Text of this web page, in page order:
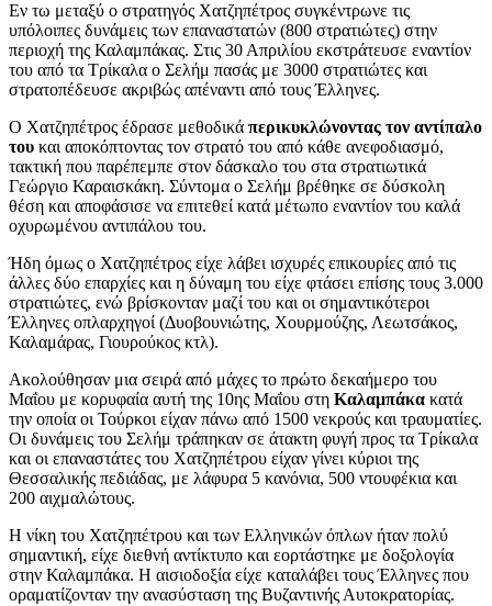
Εν τω μεταξύ ο στρατηγός Χατζηπέτρος συγκέντρωνε τις
υπόλοιπες δυνάμεις των επαναστατών (800 στρατιώτες) στην
περιοχή της Καλαμπάκας. Στις 30 Απριλίου εκστράτευσε εναντίον
του από τα Τρίκαλα ο Σελήμ πασάς με 3000 στρατιώτες και
στρατοπέδευσε ακριβώς απέναντι από τους Έλληνες.
Ο Χατζηπέτρος έδρασε μεθοδικά περικυκλώνοντας τον αντίπαλο
του και αποκόπτοντας τον στρατό του από κάθε ανεφοδιασμό,
τακτική που παρέπεμπε στον δάσκαλο του στα στρατιωτικά
Γεώργιο Καραισκάκη. Σύντομα ο Σελήμ βρέθηκε σε δύσκολη
θέση και αποφάσισε να επιτεθεί κατά μέτωπο εναντίον του καλά
οχυρωμένου αντιπάλου του.
Ήδη όμως ο Χατζηπέτρος είχε λάβει ισχυρές επικουρίες από τις
άλλες δύο επαρχίες και η δύναμη του είχε φτάσει επίσης τους 3.000
στρατιώτες, ενώ βρίσκονταν μαζί του και οι σημαντικότεροι
Έλληνες οπλαρχηγοί (Δυοβουνιώτης, Χουρμούζης, Λεωτσάκος,
Καλαμάρας, Γιουρούκος κτλ).
Ακολούθησαν μια σειρά από μάχες το πρώτο δεκαήμερο του
Μαΐου με κορυφαία αυτή της 10ης Μαΐου στη Καλαμπάκα κατά
την οποία οι Τούρκοι είχαν πάνω από 1500 νεκρούς και τραυματίες.
Οι δυνάμεις του Σελήμ τράπηκαν σε άτακτη φυγή προς τα Τρίκαλα
και οι επαναστάτες του Χατζηπέτρου είχαν γίνει κύριοι της
Θεσσαλικής πεδιάδας, με λάφυρα 5 κανόνια, 500 ντουφέκια και
200 αιχμαλώτους.
Η νίκη του Χατζηπέτρου και των Ελληνικών όπλων ήταν πολύ
σημαντική, είχε διεθνή αντίκτυπο και εορτάστηκε με δοξολογία
στην Καλαμπάκα. Η αισιοδοξία είχε καταλάβει τους Έλληνες που
οραματίζονταν την ανασύσταση της Βυζαντινής Αυτοκρατορίας.